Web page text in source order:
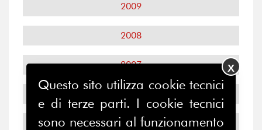
2009
2008
2007
2005
Questo sito utilizza cookie tecnici
e di terze parti. I cookie tecnici
sono necessari al funzionamento
X